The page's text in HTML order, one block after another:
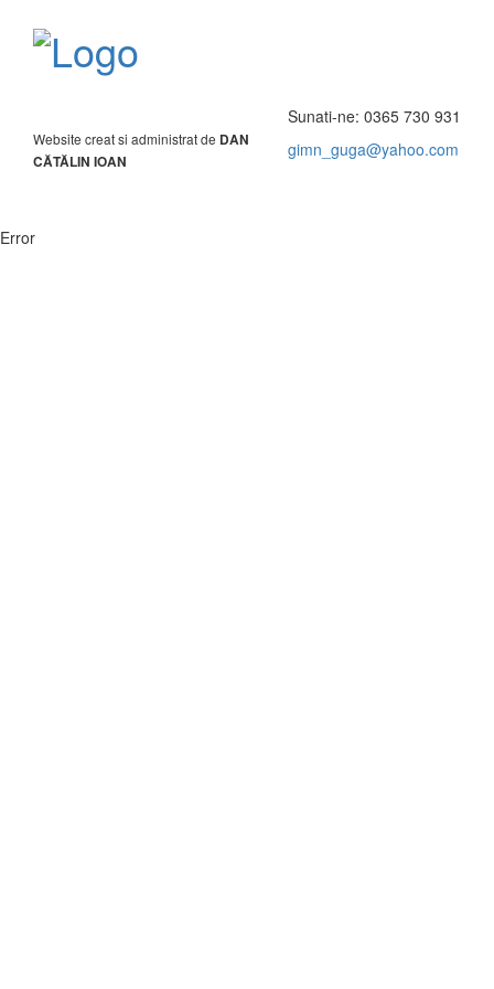
Sunati-ne: 0365 730 931
gimn_guga@yahoo.com
Website creat si administrat de DAN
CĂTĂLIN IOAN
Error